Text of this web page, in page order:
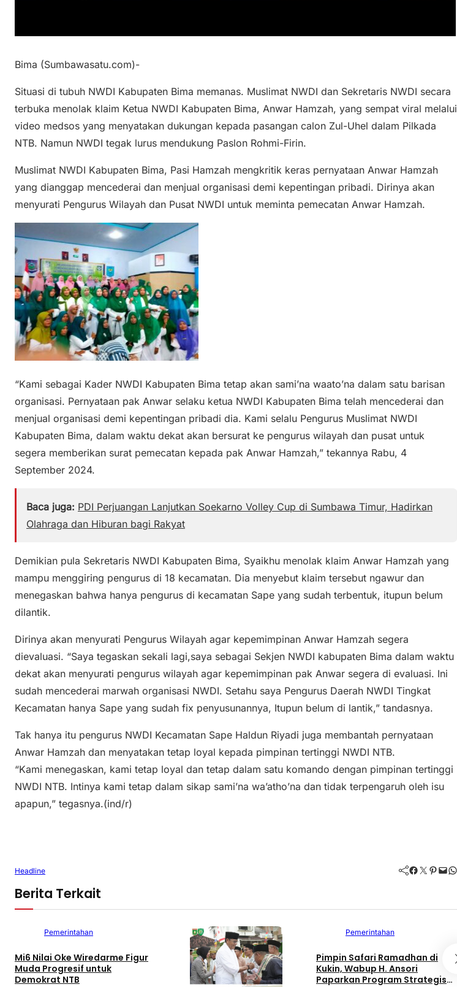
Bima (Sumbawasatu.com)-
Situasi di tubuh NWDI Kabupaten Bima memanas. Muslimat NWDI dan Sekretaris NWDI secara
terbuka menolak klaim Ketua NWDI Kabupaten Bima, Anwar Hamzah, yang sempat viral melalui
video medsos yang menyatakan dukungan kepada pasangan calon Zul-Uhel dalam Pilkada
NTB. Namun NWDI tegak lurus mendukung Paslon Rohmi-Firin.
Muslimat NWDI Kabupaten Bima, Pasi Hamzah mengkritik keras pernyataan Anwar Hamzah
yang dianggap mencederai dan menjual organisasi demi kepentingan pribadi. Dirinya akan
menyurati Pengurus Wilayah dan Pusat NWDI untuk meminta pemecatan Anwar Hamzah.
“Kami sebagai Kader NWDI Kabupaten Bima tetap akan sami’na waato’na dalam satu barisan
organisasi. Pernyataan pak Anwar selaku ketua NWDI Kabupaten Bima telah mencederai dan
menjual organisasi demi kepentingan pribadi dia. Kami selalu Pengurus Muslimat NWDI
Kabupaten Bima, dalam waktu dekat akan bersurat ke pengurus wilayah dan pusat untuk
segera memberikan surat pemecatan kepada pak Anwar Hamzah,” tekannya Rabu, 4
September 2024.
Baca juga: PDI Perjuangan Lanjutkan Soekarno Volley Cup di Sumbawa Timur, Hadirkan
Olahraga dan Hiburan bagi Rakyat
Demikian pula Sekretaris NWDI Kabupaten Bima, Syaikhu menolak klaim Anwar Hamzah yang
mampu menggiring pengurus di 18 kecamatan. Dia menyebut klaim tersebut ngawur dan
menegaskan bahwa hanya pengurus di kecamatan Sape yang sudah terbentuk, itupun belum
dilantik.
Dirinya akan menyurati Pengurus Wilayah agar kepemimpinan Anwar Hamzah segera
dievaluasi. “Saya tegaskan sekali lagi,saya sebagai Sekjen NWDI kabupaten Bima dalam waktu
dekat akan menyurati pengurus wilayah agar kepemimpinan pak Anwar segera di evaluasi. Ini
sudah mencederai marwah organisasi NWDI. Setahu saya Pengurus Daerah NWDI Tingkat
Kecamatan hanya Sape yang sudah fix penyusunannya, Itupun belum di lantik,” tandasnya.
Tak hanya itu pengurus NWDI Kecamatan Sape Haldun Riyadi juga membantah pernyataan
Anwar Hamzah dan menyatakan tetap loyal kepada pimpinan tertinggi NWDI NTB.
“Kami menegaskan, kami tetap loyal dan tetap dalam satu komando dengan pimpinan tertinggi
NWDI NTB. Intinya kami tetap dalam sikap sami’na wa’atho’na dan tidak terpengaruh oleh isu
apapun,” tegasnya.(ind/r)
Headline Facebook Twitter Pinterest Mail WhatsApp
Berita Terkait
Pemerintahan
Mi6 Nilai Oke Wiredarme Figur
Muda Progresif untuk
Demokrat NTB
Pemerintahan
Pimpin Safari Ramadhan di
Kukin, Wabup H. Ansori
Paparkan Program Strategis